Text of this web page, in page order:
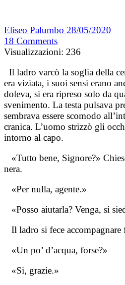
Eliseo Palumbo 28/05/2020
18 Comments
Visualizzazioni: 236
Il ladro varcò la soglia della
era viziata, i suoi sensi erano
doleva, si era ripreso solo da
svenimento. La testa pulsava
sembrava essere scomodo
cranica. L’uomo strizzò gli
intorno al capo.
«Tutto bene, Signore?»
nera.
«Per nulla, agente.»
«Posso aiutarla? Venga, si
Il ladro si fece accompagnare
«Un po’ d’acqua, forse?»
«Si, grazie.»